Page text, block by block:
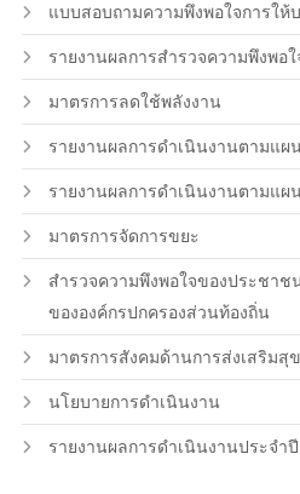
แบบสอบถามความพึงพอใจการให้
รายงานผลการสำรวจความพึงพอ
มาตรการลดใช้พลังงาน
รายงานผลการดำเนินงานตามแผ
รายงานผลการดำเนินงานตามแ
มาตรการจัดการขยะ
สำรวจความพึงพอใจของประชา
ขององค์กรปกครองส่วนท้องถิ่น
มาตรการสังคมด้านการส่งเสริมสุ
นโยบายการดำเนินงาน
รายงานผลการดำเนินงานประจำปี